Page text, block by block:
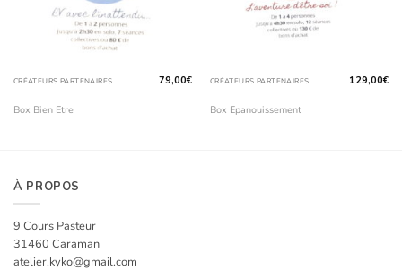
CRÉATEURS PARTENAIRES
Box Bien Etre
79,00€ CRÉATEURS PARTENAIRES
Box Epanouissement
129,00€
À PROPOS
9 Cours Pasteur
31460 Caraman
atelier.kyko@gmail.com